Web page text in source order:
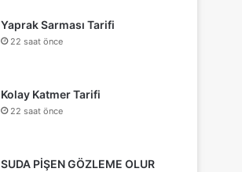
Yaprak Sarması Tarifi
22 saat önce
Kolay Katmer Tarifi
22 saat önce
SUDA PİŞEN GÖZLEME OLUR